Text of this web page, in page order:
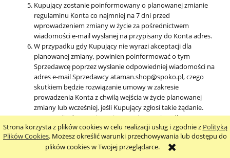
Strona korzysta z plików cookies w celu realizacji usług i zgodnie z Polityką
Plików Cookies. Możesz określić warunki przechowywania lub dostępu do
plików cookies w Twojej przeglądarce.
Kupujący zostanie poinformowany o planowanej zmianie
regulaminu Konta co najmniej na 7 dni przed
wprowadzeniem zmiany w życie za pośrednictwem
wiadomości e-mail wysłanej na przypisany do Konta adres.
W przypadku gdy Kupujący nie wyrazi akceptacji dla
planowanej zmiany, powinien poinformować o tym
Sprzedawcę poprzez wysłanie odpowiedniej wiadomości na
adres e-mail Sprzedawcy ataman.shop@spoko.pl, czego
skutkiem będzie rozwiązanie umowy w zakresie
prowadzenia Konta z chwilą wejścia w życie planowanej
zmiany lub wcześniej, jeśli Kupujący zgłosi takie żądanie.
W sytuacji gdy Kupujący nie wyrazi sprzeciwu dla
planowanej zmiany do chwili wejścia jej w życie przyjmuje
się, że akceptuje ją, co nie stanowi żadnej przeszkody do
rozwiązania umowy w przyszłości.